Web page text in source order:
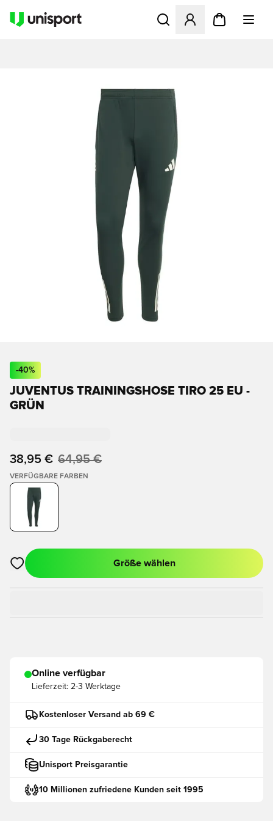
Öffnet ein neues Fenster
-40%
JUVENTUS TRAININGSHOSE TIRO 25 EU -
GRÜN
38,95 € 64,95 €
VERFÜGBARE FARBEN
Öffnet ein neues Fenster zum Anmelden oder Registrieren
Größe wählen
Online verfügbar
Lieferzeit: 2-3 Werktage
Kostenloser Versand ab 69 €
30 Tage Rückgaberecht
Unisport Preisgarantie
10 Millionen zufriedene Kunden seit 1995